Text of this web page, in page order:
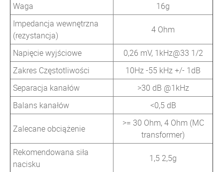
Waga
16g
Impedancja wewnętrzna
(rezystancja)
4 Ohm
Napięcie wyjściowe
0,26 mV, 1kHz@33 1/2
Zakres Częstotliwości
10Hz -55 kHz +/- 1dB
Separacja kanałów
>30 dB @1kHz
Balans kanałów
<0,5 dB
Zalecane obciążenie
>= 30 Ohm, 4 Ohm (MC
transformer)
Rekomendowana siła
nacisku
1,5 2,5g